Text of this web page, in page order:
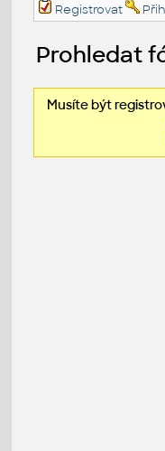
Registrovat
Prohledat
Musíte být